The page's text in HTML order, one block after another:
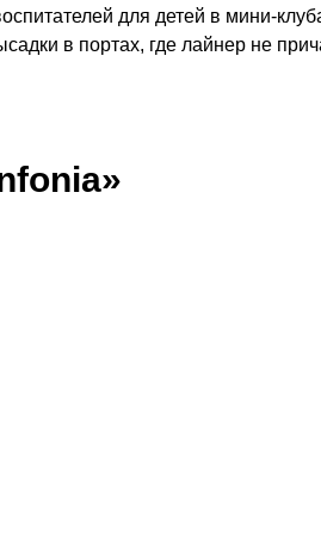
для детей в мини-
в портах, где лайнер не